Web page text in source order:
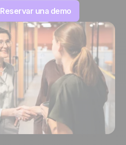
Reservar una demo